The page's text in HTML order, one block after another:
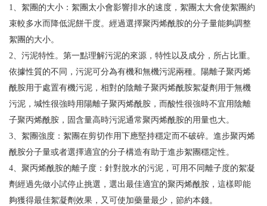
1、絮團的大小：絮團太小會影響排水的速度，絮團太大會使絮團約
束較多水而降低泥餅干度。經過選擇聚丙烯酰胺的分子量能夠調整
絮團的大小。
2、污泥特性。第一點理解污泥的來源，特性以及成分，所占比重。
依據性質的不同，污泥可分為有機和無機污泥兩種。陽離子聚丙烯
酰胺用于處置有機污泥，相對的陰離子聚丙烯酰胺絮凝劑用于無機
污泥，堿性很強時用陽離子聚丙烯酰胺，而酸性很強時不宜用陰離
子聚丙烯酰胺，固含量高時污泥通常聚丙烯酰胺的用量也大。
3、絮團強度：絮團在剪切作用下應堅持穩定而不破碎。進步聚丙烯
酰胺分子量或者選擇適宜的分子構造有助于進步絮團穩定性。
4、聚丙烯酰胺的離子度：針對脫水的污泥，可用不同離子度的絮凝
劑經過先做小試停止挑選，選出最佳適宜的聚丙烯酰胺，這樣即能
夠獲得最佳絮凝劑效果，又可使加藥量最少，節約本錢。